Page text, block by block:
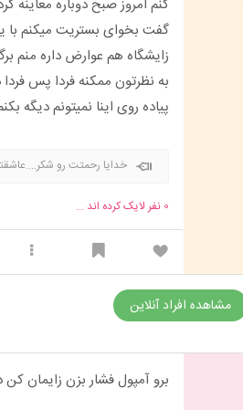
کنم امروز صبح دوباره
گفت بخوای بستریت میکنم با
زایشگاه هم عوارض داره منم
به نظرتون ممکنه فردا پس
پیاده روی اینا نمیتونم دیگه
خدایا رحمتت رو
0 نفر لایک کرده اند ...
مشاهده افراد آنلاین
برو آمپول فشار بزن زایمان